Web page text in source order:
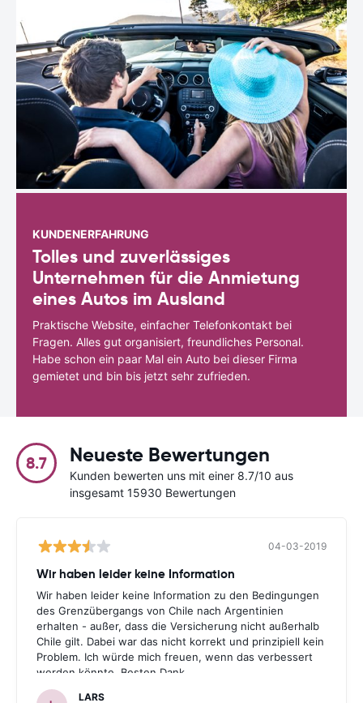
KUNDENERFAHRUNG
Tolles und zuverlässiges
Unternehmen für die Anmietung
eines Autos im Ausland
Praktische Website, einfacher Telefonkontakt bei
Fragen. Alles gut organisiert, freundliches Personal.
Habe schon ein paar Mal ein Auto bei dieser Firma
gemietet und bin bis jetzt sehr zufrieden.
8.7 Neueste Bewertungen
Kunden bewerten uns mit einer 8.7/10 aus
insgesamt 15930 Bewertungen
04-03-2019
Wir haben leider keine Information
Wir haben leider keine Information zu den Bedingungen
des Grenzübergangs von Chile nach Argentinien
erhalten - außer, dass die Versicherung nicht außerhalb
Chile gilt. Dabei war das nicht korrekt und prinzipiell kein
Problem. Ich würde mich freuen, wenn das verbessert
werden könnte. Besten Dank.
LARS